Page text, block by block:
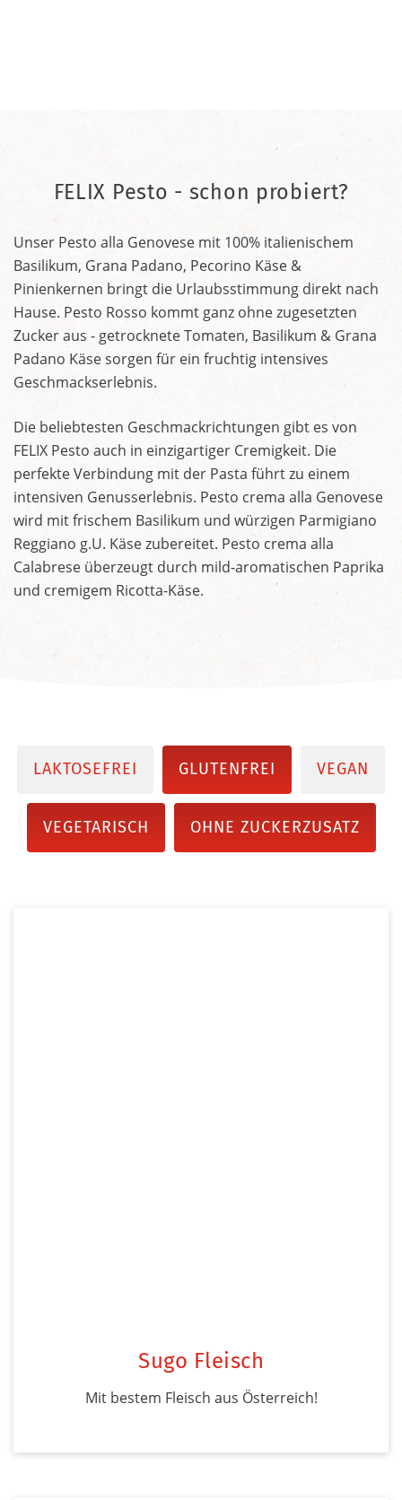
FELIX Pesto - schon probiert?
Unser Pesto alla Genovese mit 100% italienischem
Basilikum, Grana Padano, Pecorino Käse &
Pinienkernen bringt die Urlaubsstimmung direkt nach
Hause. Pesto Rosso kommt ganz ohne zugesetzten
Zucker aus - getrocknete Tomaten, Basilikum & Grana
Padano Käse sorgen für ein fruchtig intensives
Geschmackserlebnis.
Die beliebtesten Geschmackrichtungen gibt es von
FELIX Pesto auch in einzigartiger Cremigkeit. Die
perfekte Verbindung mit der Pasta führt zu einem
intensiven Genusserlebnis. Pesto crema alla Genovese
wird mit frischem Basilikum und würzigen Parmigiano
Reggiano g.U. Käse zubereitet. Pesto crema alla
Calabrese überzeugt durch mild-aromatischen Paprika
und cremigem Ricotta-Käse.
LAKTOSEFREI GLUTENFREI VEGAN
VEGETARISCH OHNE ZUCKERZUSATZ
Sugo Fleisch
Mit bestem Fleisch aus Österreich!